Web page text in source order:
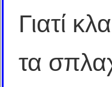
Γιατί
τα